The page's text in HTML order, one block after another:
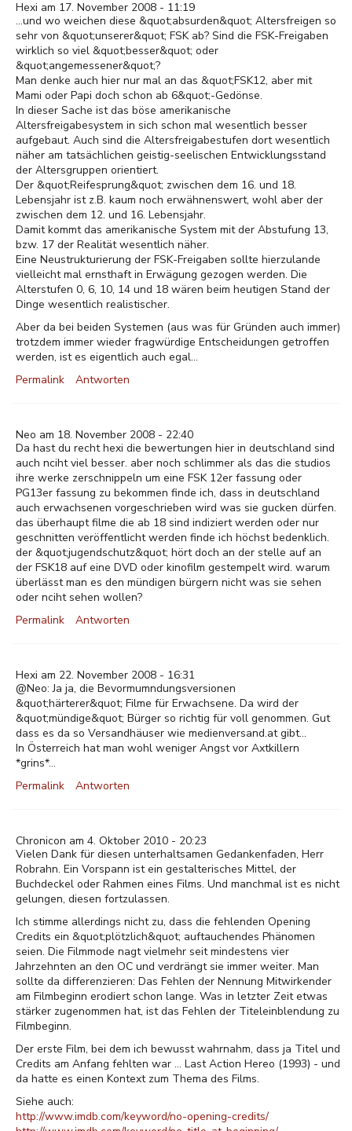
Hexi am 17. November 2008 - 11:19
...und wo weichen diese &quot;absurden&quot; Altersfreigen so
sehr von &quot;unserer&quot; FSK ab? Sind die FSK-Freigaben
wirklich so viel &quot;besser&quot; oder
&quot;angemessener&quot;?
Man denke auch hier nur mal an das &quot;FSK12, aber mit
Mami oder Papi doch schon ab 6&quot;-Gedönse.
In dieser Sache ist das böse amerikanische
Altersfreigabesystem in sich schon mal wesentlich besser
aufgebaut. Auch sind die Altersfreigabestufen dort wesentlich
näher am tatsächlichen geistig-seelischen Entwicklungsstand
der Altersgruppen orientiert.
Der &quot;Reifesprung&quot; zwischen dem 16. und 18.
Lebensjahr ist z.B. kaum noch erwähnenswert, wohl aber der
zwischen dem 12. und 16. Lebensjahr.
Damit kommt das amerikanische System mit der Abstufung 13,
bzw. 17 der Realität wesentlich näher.
Eine Neustrukturierung der FSK-Freigaben sollte hierzulande
vielleicht mal ernsthaft in Erwägung gezogen werden. Die
Alterstufen 0, 6, 10, 14 und 18 wären beim heutigen Stand der
Dinge wesentlich realistischer.
Aber da bei beiden Systemen (aus was für Gründen auch immer)
trotzdem immer wieder fragwürdige Entscheidungen getroffen
werden, ist es eigentlich auch egal...
Permalink
Antworten
Neo am 18. November 2008 - 22:40
Da hast du recht hexi die bewertungen hier in deutschland sind
auch nciht viel besser. aber noch schlimmer als das die studios
ihre werke zerschnippeln um eine FSK 12er fassung oder
PG13er fassung zu bekommen finde ich, dass in deutschland
auch erwachsenen vorgeschrieben wird was sie gucken dürfen.
das überhaupt filme die ab 18 sind indiziert werden oder nur
geschnitten veröffentlicht werden finde ich höchst bedenklich.
der &quot;jugendschutz&quot; hört doch an der stelle auf an
der FSK18 auf eine DVD oder kinofilm gestempelt wird. warum
überlässt man es den mündigen bürgern nicht was sie sehen
oder nciht sehen wollen?
Permalink
Antworten
Hexi am 22. November 2008 - 16:31
@Neo: Ja ja, die Bevormumndungsversionen
&quot;härterer&quot; Filme für Erwachsene. Da wird der
&quot;mündige&quot; Bürger so richtig für voll genommen. Gut
dass es da so Versandhäuser wie medienversand.at gibt...
In Österreich hat man wohl weniger Angst vor Axtkillern
*grins*...
Permalink
Antworten
Chronicon am 4. Oktober 2010 - 20:23
Vielen Dank für diesen unterhaltsamen Gedankenfaden, Herr
Robrahn. Ein Vorspann ist ein gestalterisches Mittel, der
Buchdeckel oder Rahmen eines Films. Und manchmal ist es nicht
gelungen, diesen fortzulassen.
Ich stimme allerdings nicht zu, dass die fehlenden Opening
Credits ein &quot;plötzlich&quot; auftauchendes Phänomen
seien. Die Filmmode nagt vielmehr seit mindestens vier
Jahrzehnten an den OC und verdrängt sie immer weiter. Man
sollte da differenzieren: Das Fehlen der Nennung Mitwirkender
am Filmbeginn erodiert schon lange. Was in letzter Zeit etwas
stärker zugenommen hat, ist das Fehlen der Titeleinblendung zu
Filmbeginn.
Der erste Film, bei dem ich bewusst wahrnahm, dass ja Titel und
Credits am Anfang fehlten war ... Last Action Hereo (1993) - und
da hatte es einen Kontext zum Thema des Films.
Siehe auch:
http://www.imdb.com/keyword/no-opening-credits/